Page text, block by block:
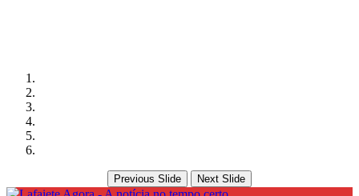
Previous Slide Next Slide